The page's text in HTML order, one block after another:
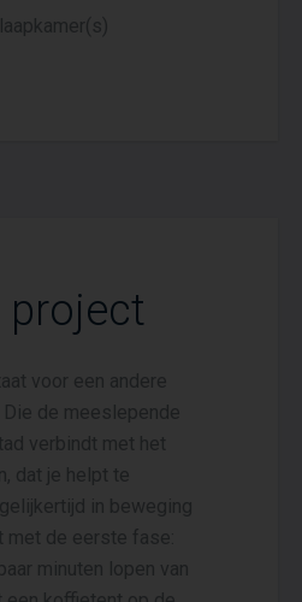
project
voor een andere
Die de meeslepende
verbindt met het
dat je helpt te
in beweging
met de eerste fase:
minuten lopen van